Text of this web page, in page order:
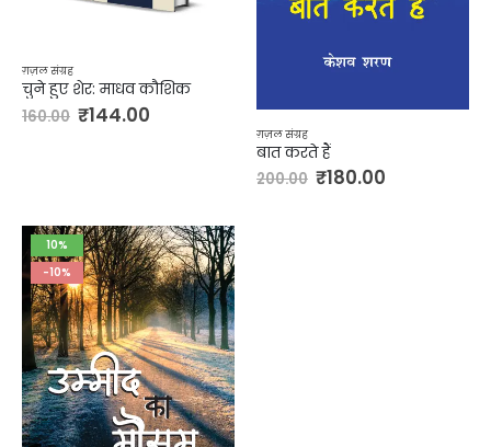
ग़ज़ल संग्रह
चुने हुए शेर: माधव कौशिक
160.00 ₹144.00
ग़ज़ल संग्रह
बात करते हैं
200.00 ₹180.00
10%
-10%